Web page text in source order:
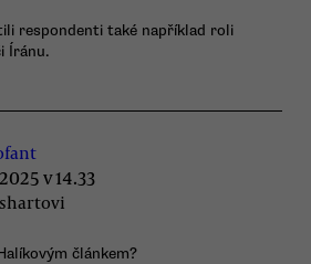
respondenti také například roli
Íránu.
v 14.33
článkem?